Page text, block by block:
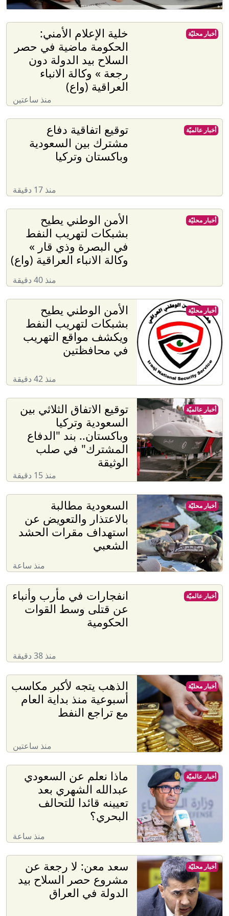
خلية الإعلام الأمني:
الحكومة ماضية في حصر
السلاح بيد الدولة دون
رجعة » وكالة الانباء
العراقية (واع)
منذ ساعتين
أخبار محليّة
توقيع اتفاقية دفاع
مشترك بين السعودية
وباكستان وتركيا
منذ 17 دقيقة
أخبار عالميّة
الأمن الوطني يطيح
بشبكات لتهريب النفط
في البصرة وذي قار »
وكالة الانباء العراقية (واع)
منذ 40 دقيقة
أخبار محليّة
الأمن الوطني يطيح
بشبكات لتهريب النفط
ويكشف مواقع التهريب
في محافظتين
منذ 42 دقيقة
أخبار محليّة
توقيع الاتفاق الثلاثي بين
السعودية وتركيا
وباكستان.. بند "الدفاع
المشترك" في صلب
الوثيقة
منذ 15 دقيقة
أخبار عالميّة
السعودية مطالبة
بالاعتذار والتعويض عن
استهداف مقرات الحشد
الشعبي
منذ ساعة
أخبار محليّة
انفجارات في مأرب وأنباء
عن قتلى وسط القوات
الحكومية
منذ 38 دقيقة
أخبار عالميّة
الذهب يتجه لأكبر مكاسب
أسبوعية منذ بداية العام
مع تراجع النفط
منذ ساعتين
أخبار محليّة
ماذا نعلم عن السعودي
عبدالله الشهري بعد
تعيينه قائدا للتحالف
البحري؟
منذ ساعة
أخبار عالميّة
سعد معن: لا رجعة عن
مشروع حصر السلاح بيد
الدولة في العراق
أخبار محليّة